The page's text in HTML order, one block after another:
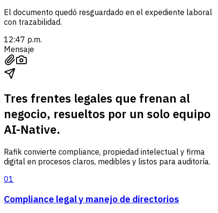
El documento quedó resguardado en el expediente laboral
con trazabilidad.
12:47 p.m.
Mensaje
Tres frentes legales que frenan al
negocio, resueltos por un solo equipo
AI-Native.
Rafik convierte compliance, propiedad intelectual y firma
digital en procesos claros, medibles y listos para auditoría.
01
Compliance legal y manejo de directorios